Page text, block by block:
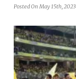
Posted On May 15th, 2023